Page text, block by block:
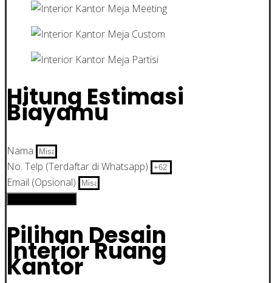
Hitung Estimasi
Biayamu
Nama
No. Telp (Terdaftar di Whatsapp)
Email (Opsional)
Pilihan Desain
Interior Ruang
Kantor